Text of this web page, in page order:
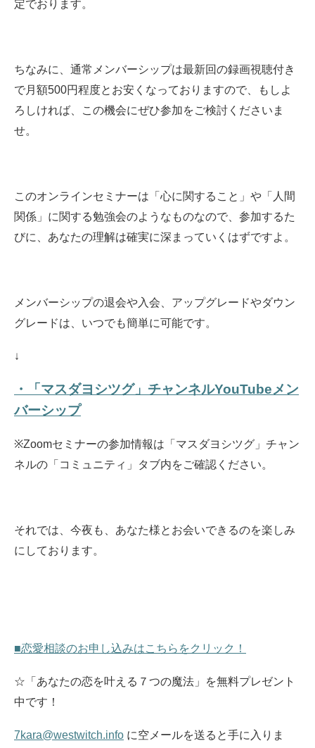
定でおります。
ちなみに、通常メンバーシップは最新回の録画視聴付き
で月額500円程度とお安くなっておりますので、もしよ
ろしければ、この機会にぜひ参加をご検討くださいま
せ。
このオンラインセミナーは「心に関すること」や「人間
関係」に関する勉強会のようなものなので、参加するた
びに、あなたの理解は確実に深まっていくはずですよ。
メンバーシップの退会や入会、アップグレードやダウン
グレードは、いつでも簡単に可能です。
↓
・「マスダヨシツグ」チャンネルYouTubeメン
バーシップ
※Zoomセミナーの参加情報は「マスダヨシツグ」チャン
ネルの「コミュニティ」タブ内をご確認ください。
それでは、今夜も、あなた様とお会いできるのを楽しみ
にしております。
■恋愛相談のお申し込みはこちらをクリック！
☆「あなたの恋を叶える７つの魔法」を無料プレゼント
中です！
7kara@westwitch.info に空メールを送ると手に入りま